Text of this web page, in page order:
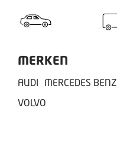
MERKEN
AUDI MERCEDES BENZ
VOLVO